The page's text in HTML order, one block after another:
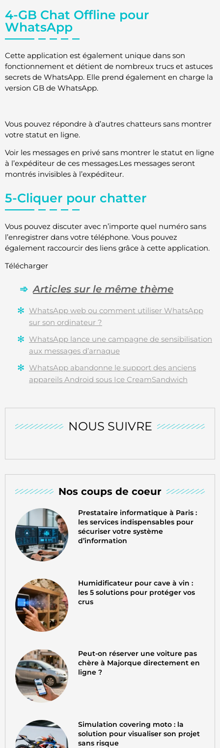
NOUS SUIVRE
Nos coups de coeur
Prestataire informatique à Paris :
les services indispensables pour
sécuriser votre système
d’information
Humidificateur pour cave à vin :
les 5 solutions pour protéger vos
crus
Peut-on réserver une voiture pas
chère à Majorque directement en
ligne ?
Simulation covering moto : la
solution pour visualiser son projet
sans risque
4-GB Chat Offline pour
WhatsApp
Cette application est également unique dans son
fonctionnement et détient de nombreux trucs et astuces
secrets de WhatsApp. Elle prend également en charge la
version GB de WhatsApp.
Vous pouvez répondre à d’autres chatteurs sans montrer
votre statut en ligne.
Voir les messages en privé sans montrer le statut en ligne
à l’expéditeur de ces messages.Les messages seront
montrés invisibles à l’expéditeur.
5-Cliquer pour chatter
Vous pouvez discuter avec n’importe quel numéro sans
l’enregistrer dans votre téléphone. Vous pouvez
également raccourcir des liens grâce à cette application.
Télécharger
Articles sur le même thème
WhatsApp web ou comment utiliser WhatsApp
sur son ordinateur ?
WhatsApp lance une campagne de sensibilisation
aux messages d’arnaque
WhatsApp abandonne le support des anciens
appareils Android sous Ice CreamSandwich